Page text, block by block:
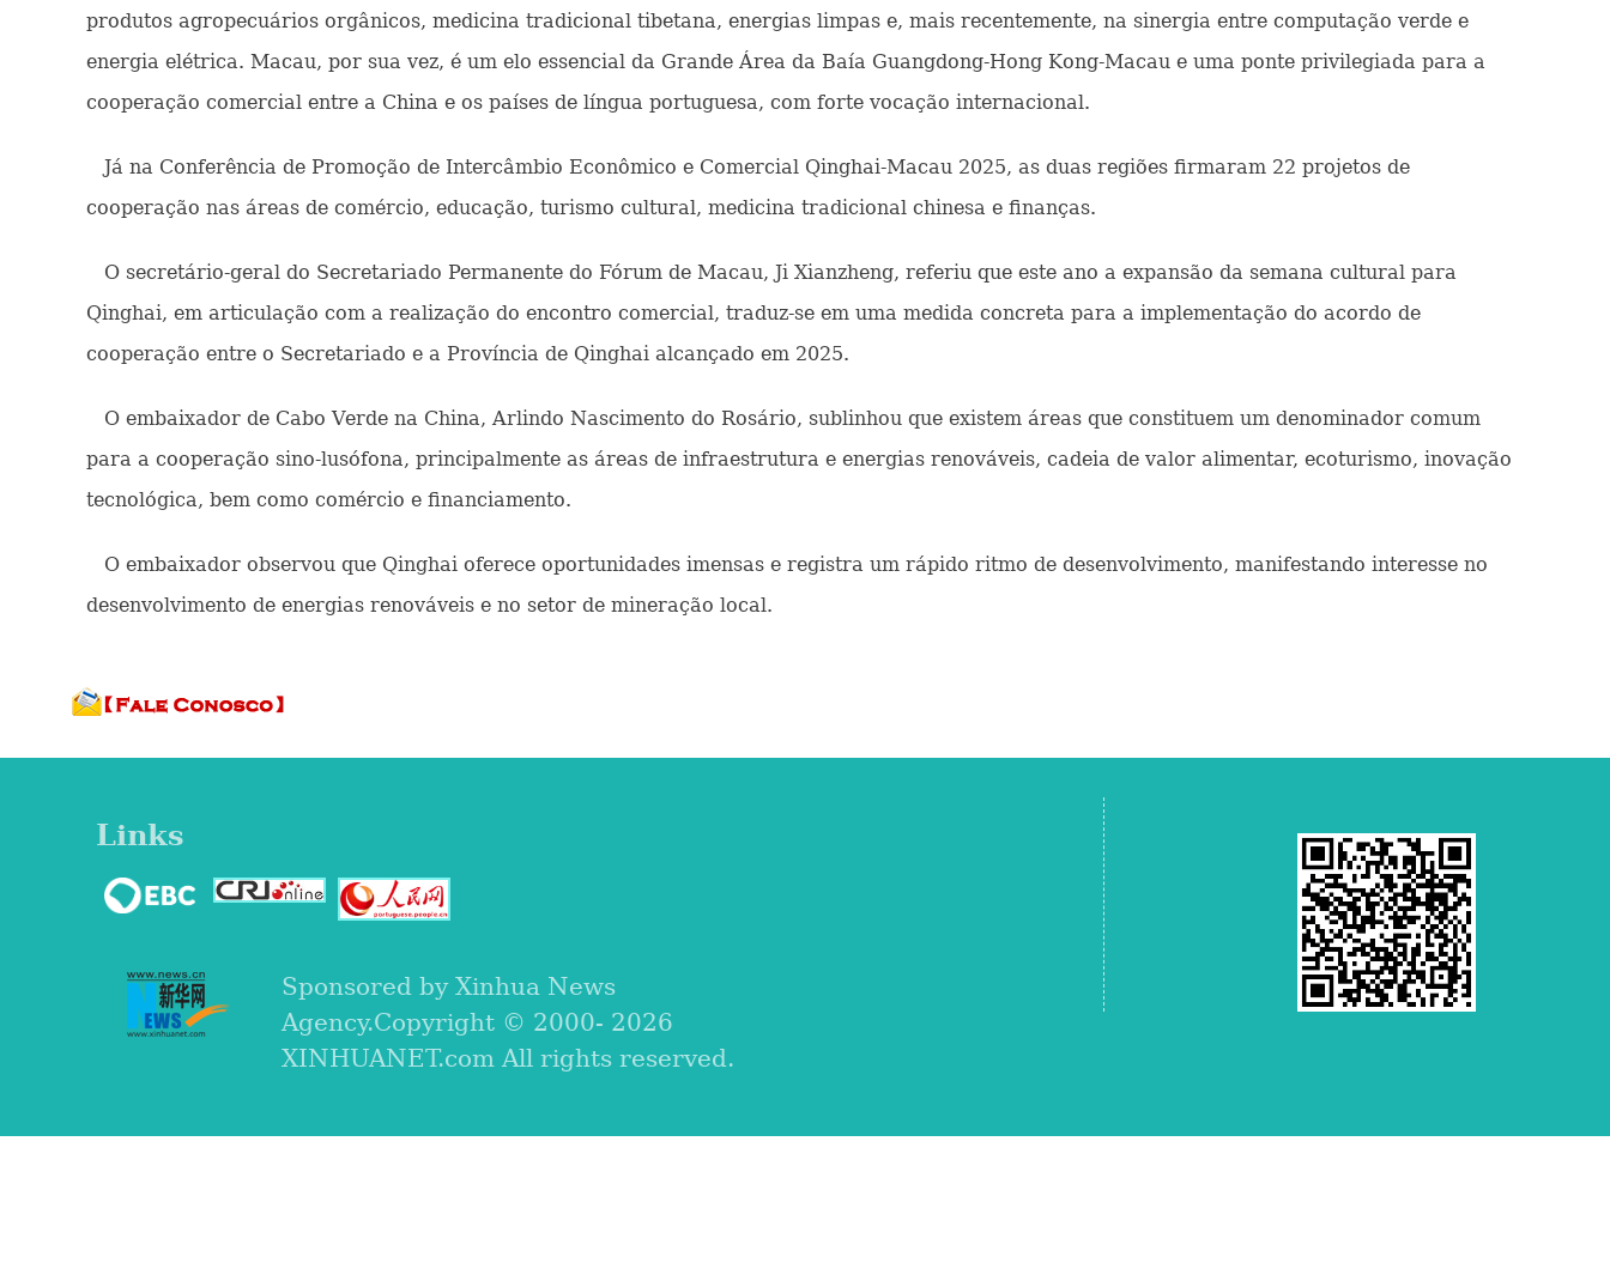
produtos agropecuários orgânicos, medicina tradicional tibetana, energias limpas e, mais recentemente, na sinergia entre computação verde e
energia elétrica. Macau, por sua vez, é um elo essencial da Grande Área da Baía Guangdong-Hong Kong-Macau e uma ponte privilegiada para a
cooperação comercial entre a China e os países de língua portuguesa, com forte vocação internacional.
Já na Conferência de Promoção de Intercâmbio Econômico e Comercial Qinghai-Macau 2025, as duas regiões firmaram 22 projetos de
cooperação nas áreas de comércio, educação, turismo cultural, medicina tradicional chinesa e finanças.
O secretário-geral do Secretariado Permanente do Fórum de Macau, Ji Xianzheng, referiu que este ano a expansão da semana cultural para
Qinghai, em articulação com a realização do encontro comercial, traduz-se em uma medida concreta para a implementação do acordo de
cooperação entre o Secretariado e a Província de Qinghai alcançado em 2025.
O embaixador de Cabo Verde na China, Arlindo Nascimento do Rosário, sublinhou que existem áreas que constituem um denominador comum
para a cooperação sino-lusófona, principalmente as áreas de infraestrutura e energias renováveis, cadeia de valor alimentar, ecoturismo, inovação
tecnológica, bem como comércio e financiamento.
O embaixador observou que Qinghai oferece oportunidades imensas e registra um rápido ritmo de desenvolvimento, manifestando interesse no
desenvolvimento de energias renováveis e no setor de mineração local.
Links
Sponsored by Xinhua News
Agency.Copyright © 2000- 2026
XINHUANET.com All rights reserved.